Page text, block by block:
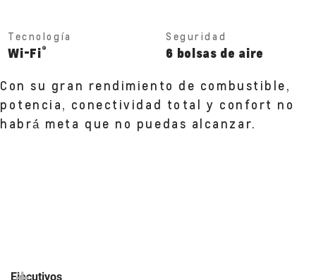
Tecnología
Wi-Fi®
Seguridad
6 bolsas de aire
Con su gran rendimiento de combustible,
potencia, conectividad total y confort no
habrá́ meta que no puedas alcanzar.
Ejecutivos